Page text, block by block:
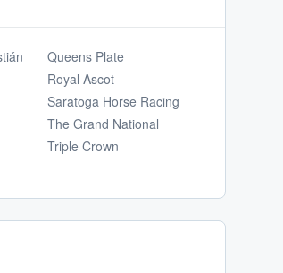
Queens Plate
Royal Ascot
Saratoga Horse Racing
The Grand National
Triple Crown